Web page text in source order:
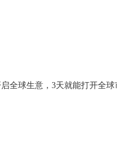
全球生意，3天就能打开全球